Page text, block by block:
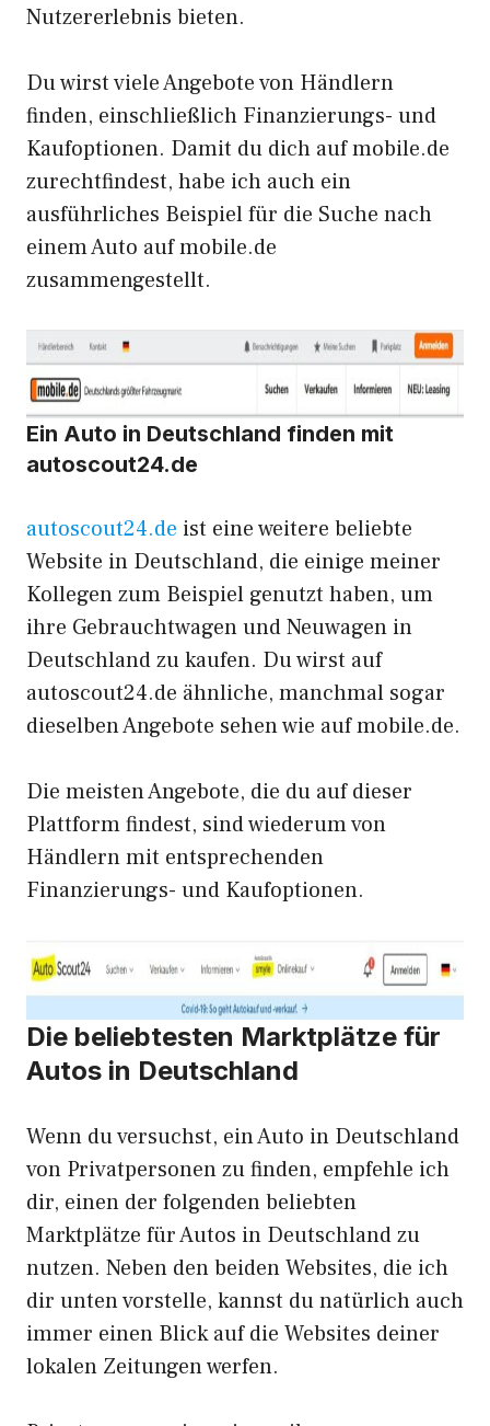
Nutzererlebnis bieten.
Du wirst viele Angebote von Händlern
finden, einschließlich Finanzierungs- und
Kaufoptionen. Damit du dich auf mobile.de
zurechtfindest, habe ich auch ein
ausführliches Beispiel für die Suche nach
einem Auto auf mobile.de
zusammengestellt.
Ein Auto in Deutschland finden mit
autoscout24.de
autoscout24.de ist eine weitere beliebte
Website in Deutschland, die einige meiner
Kollegen zum Beispiel genutzt haben, um
ihre Gebrauchtwagen und Neuwagen in
Deutschland zu kaufen. Du wirst auf
autoscout24.de ähnliche, manchmal sogar
dieselben Angebote sehen wie auf mobile.de.
Die meisten Angebote, die du auf dieser
Plattform findest, sind wiederum von
Händlern mit entsprechenden
Finanzierungs- und Kaufoptionen.
Die beliebtesten Marktplätze für
Autos in Deutschland
Wenn du versuchst, ein Auto in Deutschland
von Privatpersonen zu finden, empfehle ich
dir, einen der folgenden beliebten
Marktplätze für Autos in Deutschland zu
nutzen. Neben den beiden Websites, die ich
dir unten vorstelle, kannst du natürlich auch
immer einen Blick auf die Websites deiner
lokalen Zeitungen werfen.